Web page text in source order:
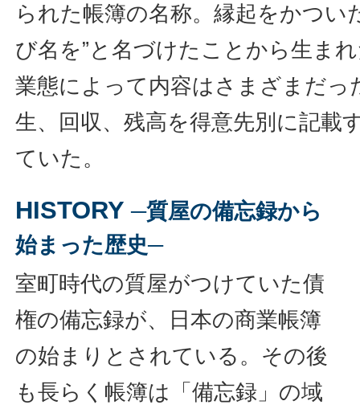
られた帳簿の名称。縁起をかつい
び名を”と名づけたことから生ま
業態によって内容はさまざまだっ
生、回収、残高を得意先別に記載
ていた。
HISTORY─質屋の備忘録から
始まった歴史─
室町時代の質屋がつけていた債
権の備忘録が、日本の商業帳簿
の始まりとされている。その後
も長らく帳簿は「備忘録」の域